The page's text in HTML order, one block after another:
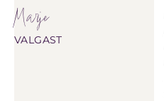
Marje
VALGAST